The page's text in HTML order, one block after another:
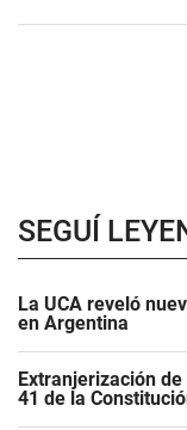
SEGUÍ
La UCA reveló
en Argentina
Extranjerización
41 de la